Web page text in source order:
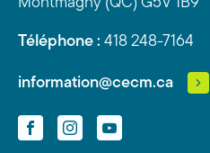
Téléphone : 418 248-7164
information@cecm.ca
FacebookInstagramYouTube